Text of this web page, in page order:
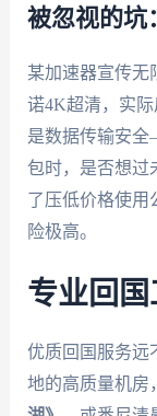
被忽视的坑
某加速器宣传无
诺4K超清，实
是数据传输安
包时，是否想过
了压低价格使用
险极高。
专业回
优质回国服务远
地的高质量机房